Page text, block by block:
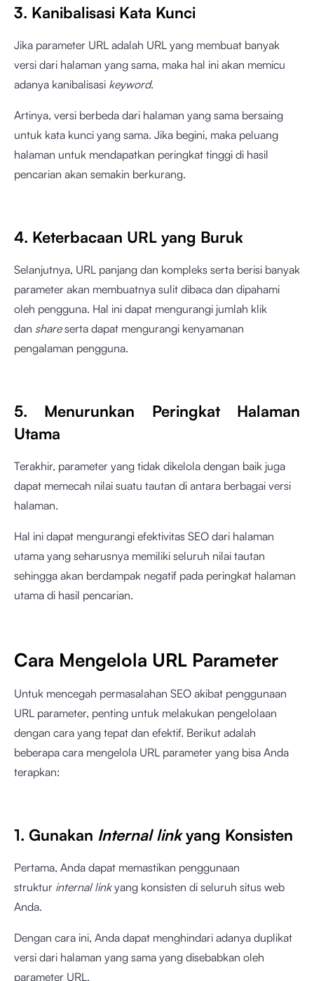
3. Kanibalisasi Kata Kunci
Jika parameter URL adalah URL yang membuat banyak
versi dari halaman yang sama, maka hal ini akan memicu
adanya kanibalisasi keyword.
Artinya, versi berbeda dari halaman yang sama bersaing
untuk kata kunci yang sama. Jika begini, maka peluang
halaman untuk mendapatkan peringkat tinggi di hasil
pencarian akan semakin berkurang.
4. Keterbacaan URL yang Buruk
Selanjutnya, URL panjang dan kompleks serta berisi banyak
parameter akan membuatnya sulit dibaca dan dipahami
oleh pengguna. Hal ini dapat mengurangi jumlah klik
dan shareserta dapat mengurangi kenyamanan
pengalaman pengguna.
5. Menurunkan Peringkat Halaman
Utama
Terakhir, parameter yang tidak dikelola dengan baik juga
dapat memecah nilai suatu tautan di antara berbagai versi
halaman.
Hal ini dapat mengurangi efektivitas SEO dari halaman
utama yang seharusnya memiliki seluruh nilai tautan
sehingga akan berdampak negatif pada peringkat halaman
utama di hasil pencarian.
Cara Mengelola URL Parameter
Untuk mencegah permasalahan SEO akibat penggunaan
URL parameter, penting untuk melakukan pengelolaan
dengan cara yang tepat dan efektif. Berikut adalah
beberapa cara mengelola URL parameter yang bisa Anda
terapkan:
1. Gunakan Internal linkyang Konsisten
Pertama, Anda dapat memastikan penggunaan
struktur internal linkyang konsisten di seluruh situs web
Anda.
Dengan cara ini, Anda dapat menghindari adanya duplikat
versi dari halaman yang sama yang disebabkan oleh
parameter URL.